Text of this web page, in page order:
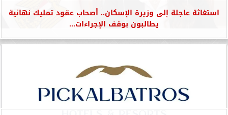
استغاثة عاجلة إلى وزيرة الإسكان.. أصحاب عقود تمليك نهائية
يطالبون بوقف الإجراءات...